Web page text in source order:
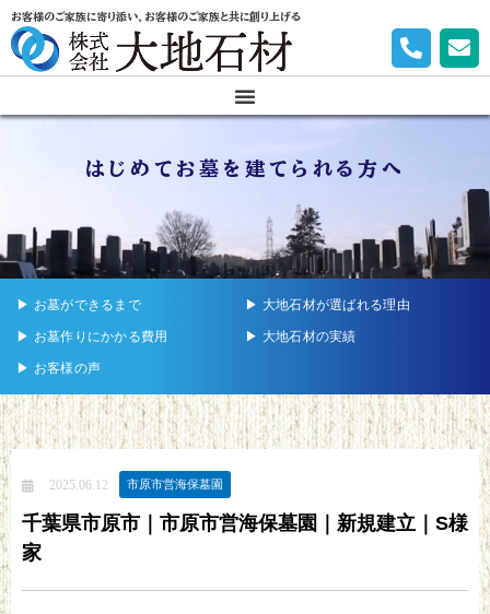
お客様のご家族に寄り添い、お客様のご家族と共に創り上げる
はじめてお墓を建てられる方へ
▶︎ お墓ができるまで ▶︎ 大地石材が選ばれる理由
▶︎ お墓作りにかかる費用 ▶︎ 大地石材の実績
▶︎ お客様の声
2025.06.12 市原市営海保墓園
千葉県市原市｜市原市営海保墓園｜新規建立｜S様
家